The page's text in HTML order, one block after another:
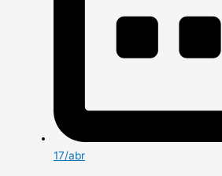
17/abr